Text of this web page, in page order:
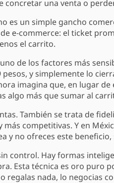
concretar una venta o
es un simple gancho
e-commerce: el ticket
el carrito.
de los factores más
y simplemente lo
imagina que, en lugar
algo más que sumar al
También se trata de
competitivas. Y en
y no ofreces este
control. Hay formas
Esta técnica es oro
regalas nada, lo negocias